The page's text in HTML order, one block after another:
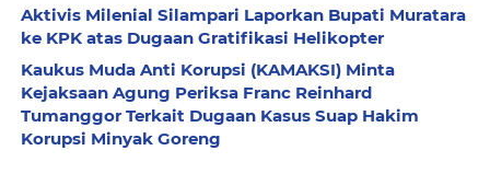
Aktivis Milenial Silampari Laporkan Bupati Muratara
ke KPK atas Dugaan Gratifikasi Helikopter
Kaukus Muda Anti Korupsi (KAMAKSI) Minta
Kejaksaan Agung Periksa Franc Reinhard
Tumanggor Terkait Dugaan Kasus Suap Hakim
Korupsi Minyak Goreng